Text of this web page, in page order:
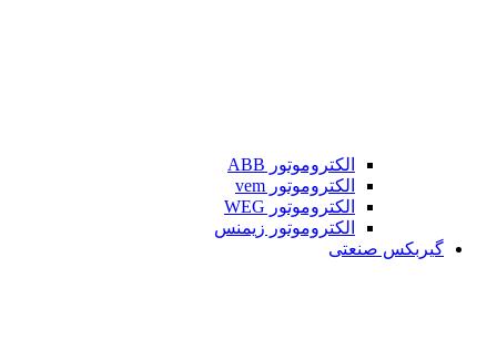
الکتروموتور ABB
الکتروموتور vem
الکتروموتور WEG
الکتروموتور زیمنس
گیربکس صنعتی